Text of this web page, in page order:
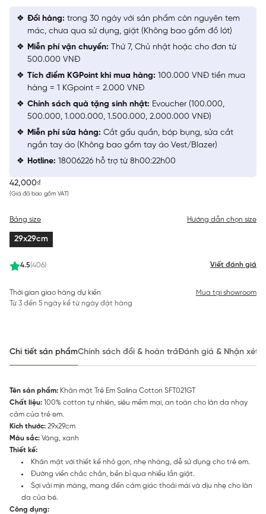
42,000₫
(Giá đã bao gồm VAT)
4.5(406) Viết đánh giá
Bảng size Hướng dẫn chọn size
29x29cm
Thời gian giao hàng dự kiến
Từ 3 đến 5 ngày kể từ ngày đặt hàng
Mua tại showroom
Đổi hàng: trong 30 ngày với sản phẩm còn nguyên tem
mác, chưa qua sử dụng, giặt (Không bao gồm đồ lót)
Miễn phí vận chuyển: Thứ 7, Chủ nhật hoặc cho đơn từ
500.000 VNĐ
Tích điểm KGPoint khi mua hàng: 100.000 VNĐ tiền mua
hàng = 1 KGpoint = 2.000 VNĐ
Chính sách quà tặng sinh nhật: Evoucher (100.000,
500.000, 1.000.000, 1.500.000, 2.000.000 VNĐ)
Miễn phí sửa hàng: Cắt gấu quần, bóp bụng, sửa cắt
ngắn tay áo (Không bao gồm tay áo Vest/Blazer)
Hotline: 18006226 hỗ trợ từ 8h00:22h00
Chi tiết sản phẩmChính sách đổi & hoàn trảĐánh giá & Nhận xét
Tên sản phẩm: Khăn mặt Trẻ Em Salina Cotton SFT021GT
Chất liệu: 100% cotton tự nhiên, siêu mềm mại, an toàn cho làn da nhạy
cảm của trẻ em.
Kích thước: 29x29cm
Màu sắc: Vàng, xanh
Thiết kế:
Khăn mặt với thiết kế nhỏ gọn, nhẹ nhàng, dễ sử dụng cho trẻ em.
Đường viền chắc chắn, bền bỉ qua nhiều lần giặt.
Sợi vải mịn màng, mang đến cảm giác thoải mái và dịu nhẹ cho làn
da của bé.
Công dụng: